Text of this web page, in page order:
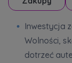
Inwestycja
Wolności,
dotrzeć